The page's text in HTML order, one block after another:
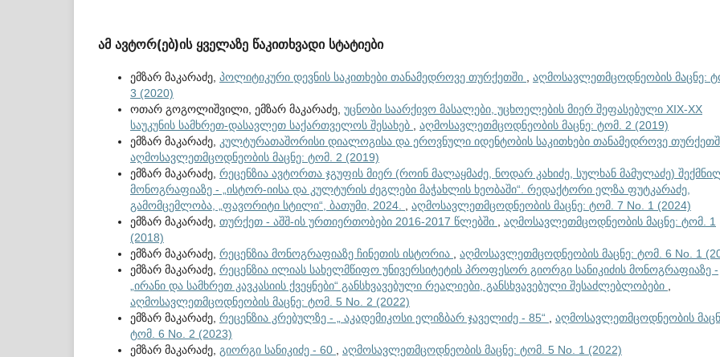
ამ ავტორ(ებ)ის ყველაზე წაკითხვადი სტატიები
ემზარ მაკარაძე, პოლიტიკური დევნის საკითხები თანამედროვე თურქეთში
აღმოსავლეთმცოდნეობის მაცნე:
3 (2020)
ოთარ გოგოლიშვილი, ემზარ მაკარაძე, უცნობი საარქივო მასალები, უცხოელების მიერ შეფასებული XIX-XX
საუკუნის სამხრეთ-დასავლეთ საქართველოს შესახებ
აღმოსავლეთმცოდნეობის მაცნე: ტომ. 2 (2019)
ემზარ მაკარაძე,
კულტურათაშორისი დიალოგისა და ეროვნული იდენტობის საკითხები თანამედროვე
აღმოსავლეთმცოდნეობის მაცნე: ტომ. 2 (2019)
ემზარ მაკარაძე, რეცენზია ავტორთა ჯგუფის მიერ (როინ მალაყმაძე, ნოდარ კახიძე, სულხან მამულაძე)
მონოგრაფიაზე - „ისტორ-იისა და კულტურის ძეგლები მაჭახლის ხეობაში“. რედაქტორი ელზა ფუტკარაძე,
გამომცემლობა, „ფავორიტი სტილი“, ბათუმი, 2024.
აღმოსავლეთმცოდნეობის მაცნე: ტომ. 7 No. 1 (2024)
ემზარ მაკარაძე, თურქეთ - აშშ-ის ურთიერთობები 2016-2017 წლებში
აღმოსავლეთმცოდნეობის მაცნე: ტომ. 1
(2018)
ემზარ მაკარაძე, რეცენზია მონოგრაფიაზე ჩინეთის ისტორია
აღმოსავლეთმცოდნეობის მაცნე: ტომ. 6 No. 1
ემზარ მაკარაძე, რეცენზია ილიას სახელმწიფო უნივერსიტეტის პროფესორ გიორგი სანიკიძის მონოგრაფიაზე -
„ირანი და სამხრეთ კავკასიის ქვეყნები“ განსხვავებული რეალიები, განსხვავებული შესაძლებლობები
აღმოსავლეთმცოდნეობის მაცნე: ტომ. 5 No. 2 (2022)
ემზარ მაკარაძე, რეცენზია კრებულზე - „ აკადემიკოსი ელიზბარ ჯაველიძე - 85“
აღმოსავლეთმცოდნეობის
ტომ. 6 No. 2 (2023)
ემზარ მაკარაძე, გიორგი სანიკიძე - 60
აღმოსავლეთმცოდნეობის მაცნე: ტომ. 5 No. 1 (2022)